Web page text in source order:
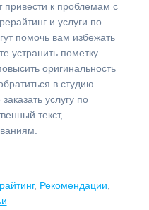
привести к проблемам с
и услуги по
помочь вам избежать
устранить пометку
оригинальность
в студию
услугу по
текст,
, Рекомендации